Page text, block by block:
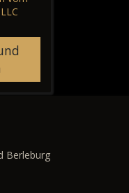
Berleburg